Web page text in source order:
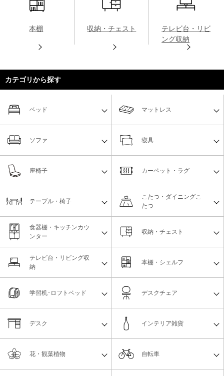
本棚 収納・チェスト
テレビ台・リビ
ング収納
カテゴリから探す
ベッド マットレス
ソファ 寝具
座椅子 カーペット・ラグ
テーブル・椅子
こたつ・ダイニングこ
たつ
食器棚・キッチンカウ
ンター
収納・チェスト
テレビ台・リビング収
納
本棚・シェルフ
学習机･ロフトベッド デスクチェア
デスク インテリア雑貨
花・観葉植物 自転車